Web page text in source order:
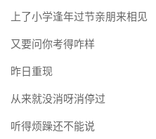
上了小学逢年过节亲朋来相见
又要问你考得咋样
昨日重现
从来就没消呀消停过
听得烦躁还不能说